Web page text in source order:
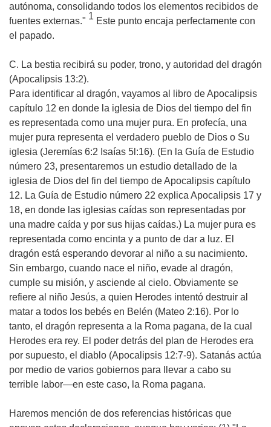
autónoma, consolidando todos los elementos recibidos de
fuentes externas." 1 Este punto encaja perfectamente con
el papado.
C. La bestia recibirá su poder, trono, y autoridad del dragón
(Apocalipsis 13:2).
Para identificar al dragón, vayamos al libro de Apocalipsis
capítulo 12 en donde la iglesia de Dios del tiempo del fin
es representada como una mujer pura. En profecía, una
mujer pura representa el verdadero pueblo de Dios o Su
iglesia (Jeremías 6:2 Isaías 5l:16). (En la Guía de Estudio
número 23, presentaremos un estudio detallado de la
iglesia de Dios del fin del tiempo de Apocalipsis capítulo
12. La Guía de Estudio número 22 explica Apocalipsis 17 y
18, en donde las iglesias caídas son representadas por
una madre caída y por sus hijas caídas.) La mujer pura es
representada como encinta y a punto de dar a luz. El
dragón está esperando devorar al niño a su nacimiento.
Sin embargo, cuando nace el niño, evade al dragón,
cumple su misión, y asciende al cielo. Obviamente se
refiere al niño Jesús, a quien Herodes intentó destruir al
matar a todos los bebés en Belén (Mateo 2:16). Por lo
tanto, el dragón representa a la Roma pagana, de la cual
Herodes era rey. El poder detrás del plan de Herodes era
por supuesto, el diablo (Apocalipsis 12:7-9). Satanás actúa
por medio de varios gobiernos para llevar a cabo su
terrible labor—en este caso, la Roma pagana.
Haremos mención de dos referencias históricas que